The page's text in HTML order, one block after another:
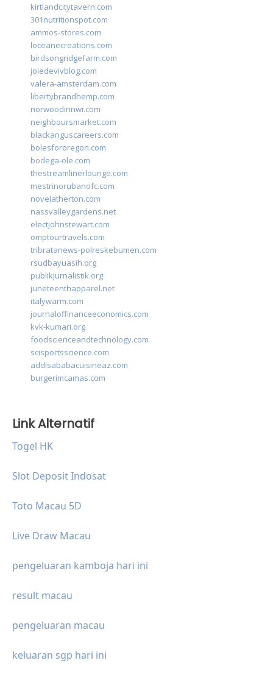
kirtlandcitytavern.com
301nutritionspot.com
ammos-stores.com
loceanecreations.com
birdsongridgefarm.com
joiedevivblog.com
valera-amsterdam.com
libertybrandhemp.com
norwoodinnwi.com
neighboursmarket.com
blackanguscareers.com
bolesfororegon.com
bodega-ole.com
thestreamlinerlounge.com
mestrinorubanofc.com
novelatherton.com
nassvalleygardens.net
electjohnstewart.com
omptourtravels.com
tribratanews-polreskebumen.com
rsudbayuasih.org
publikjurnalistik.org
juneteenthapparel.net
italywarm.com
journaloffinanceeconomics.com
kvk-kumari.org
foodscienceandtechnology.com
scisportsscience.com
addisababacuisineaz.com
burgerimcamas.com
Link Alternatif
Togel HK
Slot Deposit Indosat
Toto Macau 5D
Live Draw Macau
pengeluaran kamboja hari ini
result macau
pengeluaran macau
keluaran sgp hari ini